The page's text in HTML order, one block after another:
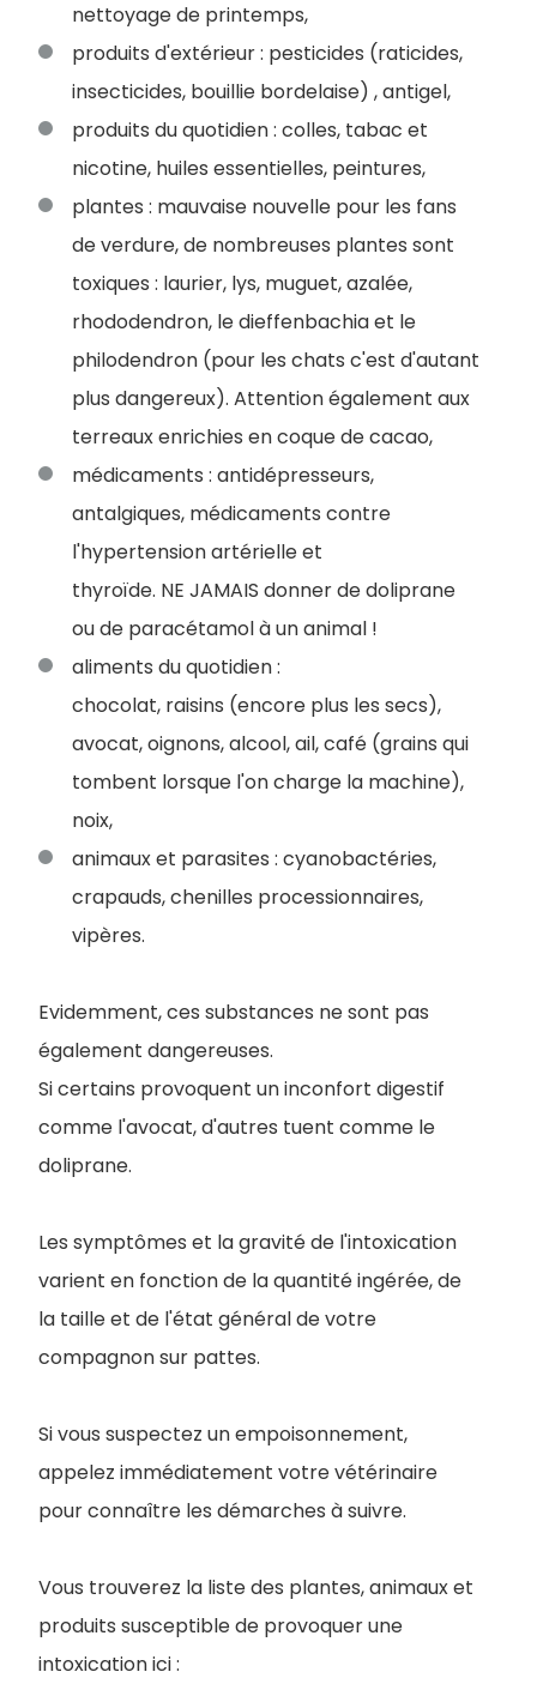
nettoyage de printemps,
produits d'extérieur : pesticides (raticides,
insecticides, bouillie bordelaise) , antigel,
produits du quotidien : colles, tabac et
nicotine, huiles essentielles, peintures,
plantes : mauvaise nouvelle pour les fans
de verdure, de nombreuses plantes sont
toxiques : laurier, lys, muguet, azalée,
rhododendron, le dieffenbachia et le
philodendron (pour les chats c'est d'autant
plus dangereux). Attention également aux
terreaux enrichies en coque de cacao,
médicaments : antidépresseurs,
antalgiques, médicaments contre
l'hypertension artérielle et
thyroïde. NE JAMAIS donner de doliprane
ou de paracétamol à un animal !
aliments du quotidien :
chocolat, raisins (encore plus les secs),
avocat, oignons, alcool, ail, café (grains qui
tombent lorsque l'on charge la machine),
noix,
animaux et parasites : cyanobactéries,
crapauds, chenilles processionnaires,
vipères.
Evidemment, ces substances ne sont pas
également dangereuses.
Si certains provoquent un inconfort digestif
comme l'avocat, d'autres tuent comme le
doliprane.
Les symptômes et la gravité de l'intoxication
varient en fonction de la quantité ingérée, de
la taille et de l'état général de votre
compagnon sur pattes.
Si vous suspectez un empoisonnement,
appelez immédiatement votre vétérinaire
pour connaître les démarches à suivre.
Vous trouverez la liste des plantes, animaux et
produits susceptible de provoquer une
intoxication ici :